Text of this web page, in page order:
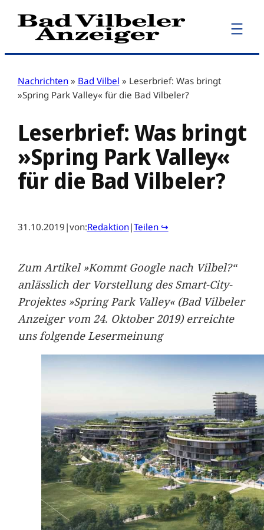
Zum
Inhalt
Nachrichten » Bad Vilbel » Leserbrief: Was bringt
»Spring Park Valley« für die Bad Vilbeler?
Leserbrief: Was bringt
»Spring Park Valley«
für die Bad Vilbeler?
31.10.2019 |von:Redaktion|Teilen ↪
Zum Artikel »Kommt Google nach Vilbel?“
anlässlich der Vorstellung des Smart-City-
Projektes »Spring Park Valley« (Bad Vilbeler
Anzeiger vom 24. Oktober 2019) erreichte
uns folgende Lesermeinung